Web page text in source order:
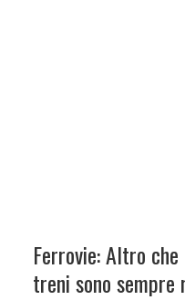
Ferrovie: Altro
treni sono